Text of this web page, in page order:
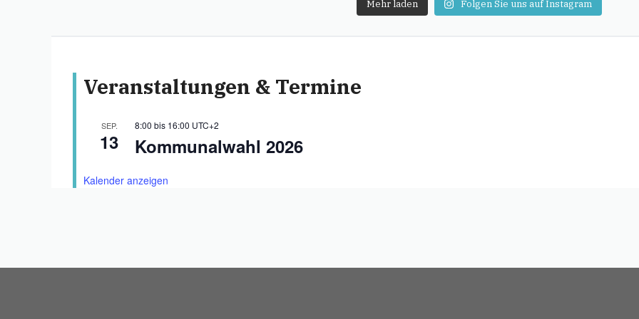
Mehr laden Folgen Sie uns auf Instagram
Veranstaltungen & Termine
SEP.
13
8:00 bis 16:00 UTC+2
Kommunalwahl 2026
Kalender anzeigen